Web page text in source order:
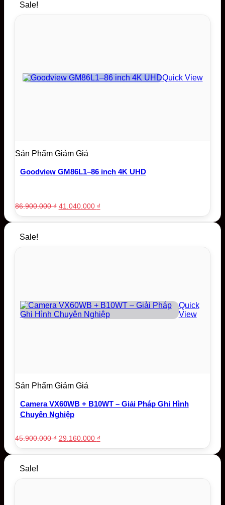
Sale!
Quick View
Sản Phẩm Giảm Giá
Goodview GM86L1–86 inch 4K UHD
86.900.000₫ Original
was:
41.040.000 ₫Current
is:
Sale!
Quick
View
Sản Phẩm Giảm Giá
Camera VX60WB + B10WT – Giải Pháp Ghi Hình
Chuyên Nghiệp
45.900.000₫ Original
was:
29.160.000 ₫Current
is:
Sale!